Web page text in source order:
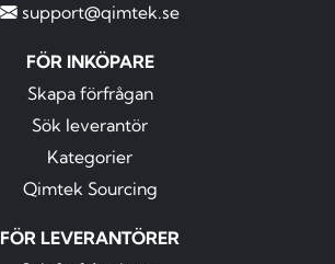
support@qimtek.se
FÖR INKÖPARE
Skapa förfrågan
Sök leverantör
Kategorier
Qimtek Sourcing
FÖR LEVERANTÖRER